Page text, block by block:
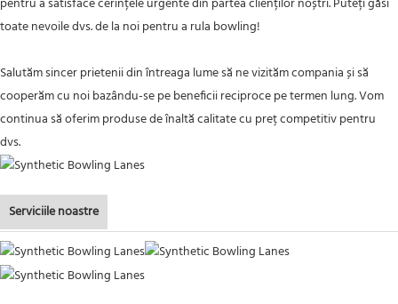
toate nevoile dvs. de la noi pentru a rula bowling!
Salutăm sincer prietenii din întreaga lume să ne vizităm compania și să
cooperăm cu noi bazându-se pe beneficii reciproce pe termen lung. Vom
continua să oferim produse de înaltă calitate cu preț competitiv pentru
dvs.
Serviciile noastre